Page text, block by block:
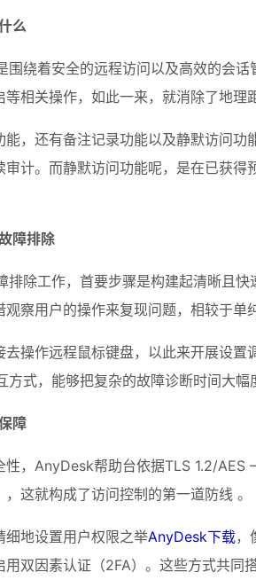
么
绕着安全的远程访问以及高效的会
相关操作，如此一来，就消除了地
，还有备注记录功能以及静默访问
计。而静默访问功能呢，是在已获
障排除
除工作，首要步骤是构建起清晰且
察用户的操作来复现问题，相较于单
操作远程鼠标键盘，以此来开展设
方式，能够把复杂的故障诊断时间大幅
障
，AnyDesk帮助台依据TLS 1.2/
这就构成了访问控制的第一道防线 。
细地设置用户权限之举AnyDesk下载，
双因素认证（2FA）。这些方式共同